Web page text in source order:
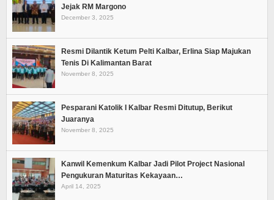
Jejak RM Margono
December 3, 2025
Resmi Dilantik Ketum Pelti Kalbar, Erlina Siap Majukan
Tenis Di Kalimantan Barat
November 8, 2025
Pesparani Katolik I Kalbar Resmi Ditutup, Berikut
Juaranya
November 8, 2025
Kanwil Kemenkum Kalbar Jadi Pilot Project Nasional
Pengukuran Maturitas Kekayaan…
April 14, 2025